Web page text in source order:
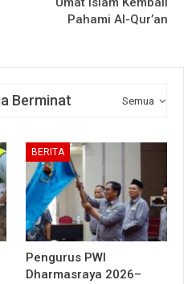
Pahami Al-Qur’an
Semua
Berminat
BERITA
Pengurus PWI
Dharmasraya 2026–